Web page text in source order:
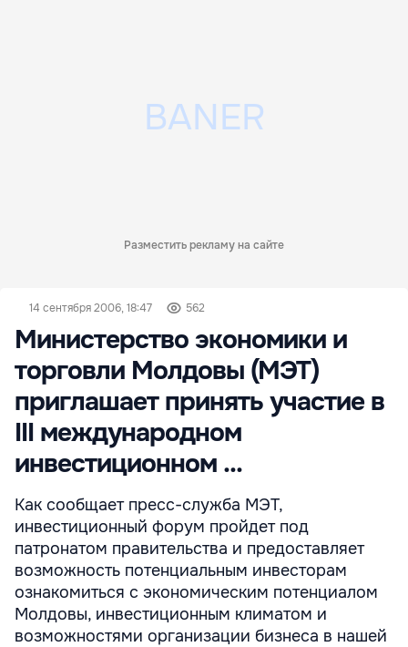
Разместить рекламу на сайте
14 сентября 2006, 18:47 562
Министерство экономики и
торговли Молдовы (МЭТ)
приглашает принять участие в
III международном
инвестиционном ...
Как сообщает пресс-служба МЭТ,
инвестиционный форум пройдет под
патронатом правительства и предоставляет
возможность потенциальным инвесторам
ознакомиться с экономическим потенциалом
Молдовы, инвестиционным климатом и
возможностями организации бизнеса в нашей